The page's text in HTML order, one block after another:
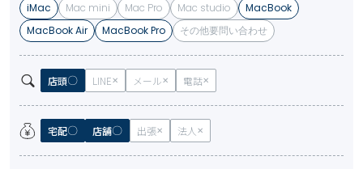
iMac Mac mini Mac Pro Mac studio
MacBook
MacBook Air
MacBook Pro その他要問い合わせ
店頭 LINE メール 電話
宅配 店舗 出張 法人